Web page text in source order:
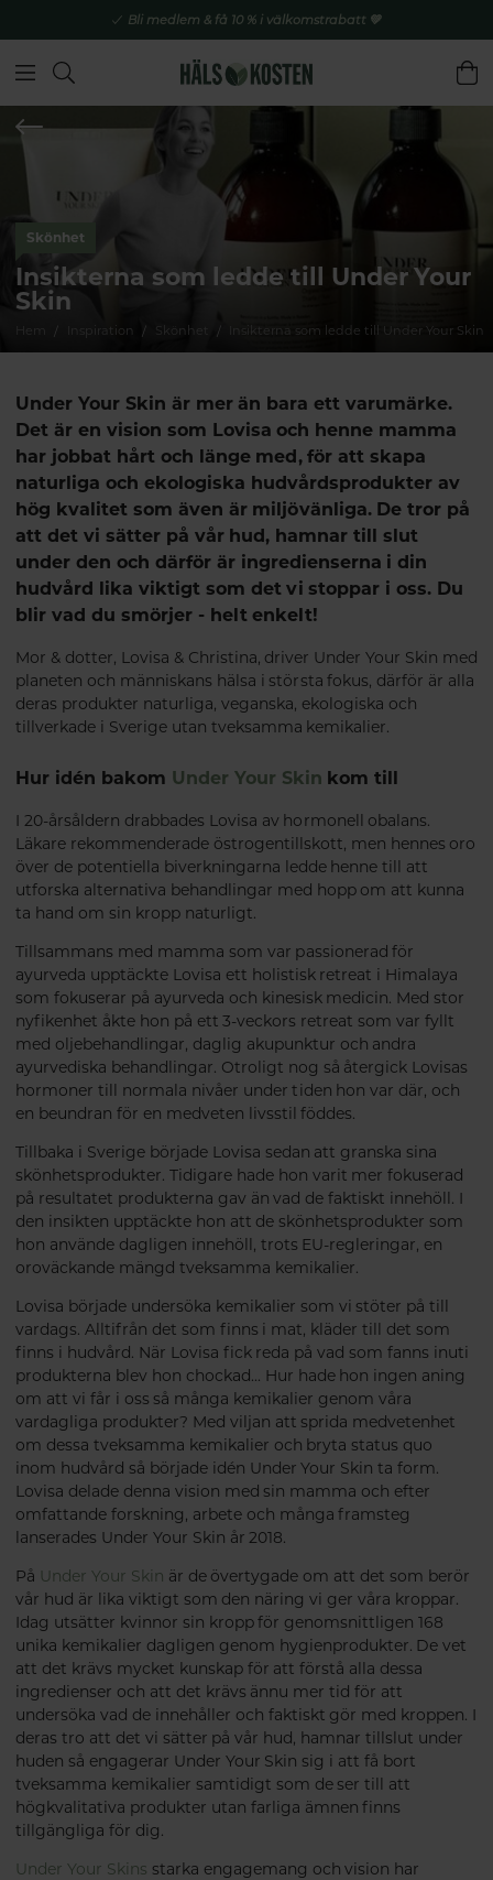
Bli medlem & få 10 % i välkomstrabatt 💚
Skönhet
Insikterna som ledde till Under Your
Skin
Inspiration Skönhet Insikterna som ledde till Under Your Skin
Under Your Skin är mer än bara ett varumärke.
Det är en vision som Lovisa och henne mamma
har jobbat hårt och länge med, för att skapa
naturliga och ekologiska hudvårdsprodukter av
hög kvalitet som även är miljövänliga. De tror på
att det vi sätter på vår hud, hamnar till slut
under den och därför är ingredienserna i din
hudvård lika viktigt som det vi stoppar i oss. Du
blir vad du smörjer - helt enkelt!
Mor & dotter, Lovisa & Christina, driver Under Your Skin med
planeten och människans hälsa i största fokus, därför är alla
deras produkter naturliga, veganska, ekologiska och
tillverkade i Sverige utan tveksamma kemikalier.
Hur idén bakom Under Your Skin kom till
I 20-årsåldern drabbades Lovisa av hormonell obalans.
Läkare rekommenderade östrogentillskott, men hennes oro
över de potentiella biverkningarna ledde henne till att
utforska alternativa behandlingar med hopp om att kunna
ta hand om sin kropp naturligt.
Tillsammans med mamma som var passionerad för
ayurveda upptäckte Lovisa ett holistisk retreat i Himalaya
som fokuserar på ayurveda och kinesisk medicin. Med stor
nyfikenhet åkte hon på ett 3-veckors retreat som var fyllt
med oljebehandlingar, daglig akupunktur och andra
ayurvediska behandlingar. Otroligt nog så återgick Lovisas
hormoner till normala nivåer under tiden hon var där, och
en beundran för en medveten livsstil föddes.
Tillbaka i Sverige började Lovisa sedan att granska sina
skönhetsprodukter. Tidigare hade hon varit mer fokuserad
på resultatet produkterna gav än vad de faktiskt innehöll. I
den insikten upptäckte hon att de skönhetsprodukter som
hon använde dagligen innehöll, trots EU-regleringar, en
oroväckande mängd tveksamma kemikalier.
Lovisa började undersöka kemikalier som vi stöter på till
vardags. Alltifrån det som finns i mat, kläder till det som
finns i hudvård. När Lovisa fick reda på vad som fanns inuti
produkterna blev hon chockad... Hur hade hon ingen aning
om att vi får i oss så många kemikalier genom våra
vardagliga produkter? Med viljan att sprida medvetenhet
om dessa tveksamma kemikalier och bryta status quo
inom hudvård så började idén Under Your Skin ta form.
Lovisa delade denna vision med sin mamma och efter
omfattande forskning, arbete och många framsteg
lanserades Under Your Skin år 2018.
På Under Your Skin är de övertygade om att det som berör
vår hud är lika viktigt som den näring vi ger våra kroppar.
Idag utsätter kvinnor sin kropp för genomsnittligen 168
unika kemikalier dagligen genom hygienprodukter. De vet
att det krävs mycket kunskap för att förstå alla dessa
ingredienser och att det krävs ännu mer tid för att
undersöka vad de innehåller och faktiskt gör med kroppen. I
deras tro att det vi sätter på vår hud, hamnar tillslut under
huden så engagerar Under Your Skin sig i att få bort
tveksamma kemikalier samtidigt som de ser till att
högkvalitativa produkter utan farliga ämnen finns
tillgängliga för dig.
Under Your Skins starka engagemang och vision har